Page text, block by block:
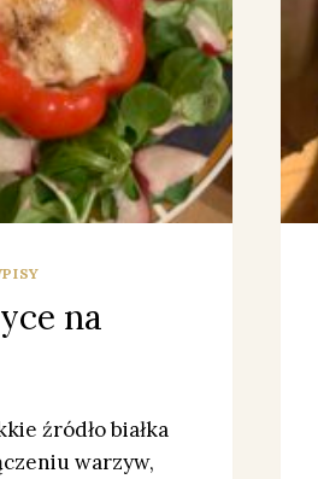
na
źródło białka
warzyw,